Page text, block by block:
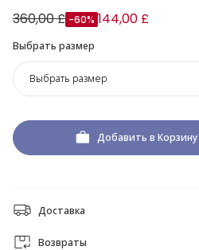
360,00 £ -60% 144,00 £
Выбрать размер
Выбрать размер
Добавить в Корзину
Доставка
Возвраты